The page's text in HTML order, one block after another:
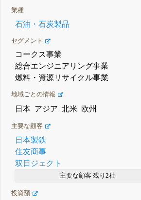
業種
石油・石炭製品
セグメント
コークス事業
総合エンジニアリング事業
燃料・資源リサイクル事業
地域ごとの情報
日本 アジア 北米 欧州
主要な顧客
日本製鉄
住友商事
双日ジェクト
主要な顧客 残り2社
投資額